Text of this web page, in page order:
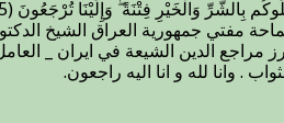
كبار
وَالْخَيْرِ فِتْنَةً ۖ وَإِلَيْنَا تُرْجَعُونَ (35) الانبياء
مفتي جمهورية العراق الشيخ
مراجع الدين الشيعة في ايران _
. وانا لله و انا اليه راجعون.